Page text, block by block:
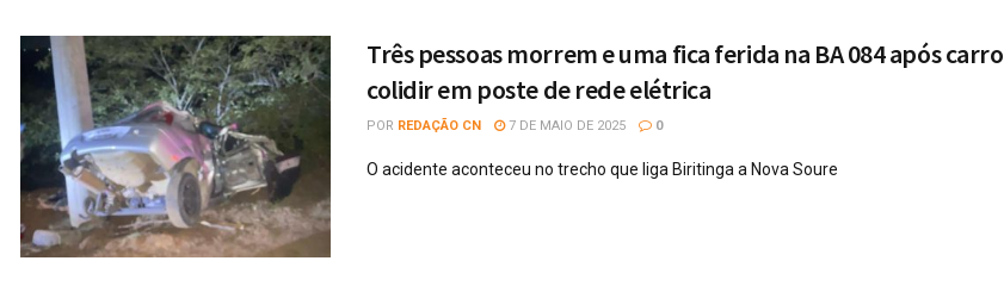
Três pessoas morrem e uma fica ferida na BA 084 após carro
colidir em poste de rede elétrica
POR REDAÇÃO CN 7 DE MAIO DE 2025 0
O acidente aconteceu no trecho que liga Biritinga a Nova Soure